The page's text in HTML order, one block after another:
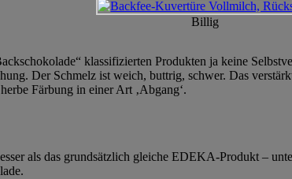
Billig
klassifizierten Produkten ja keine
Der Schmelz ist weich, buttrig, schwer. Das
Färbung in einer Art ‚Abgang‘.
als das grundsätzlich gleiche EDEKA-Produkt –